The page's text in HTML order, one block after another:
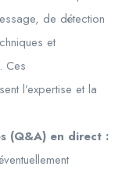
de détection
et
Ces
l’expertise et la
(Q&A) en direct :